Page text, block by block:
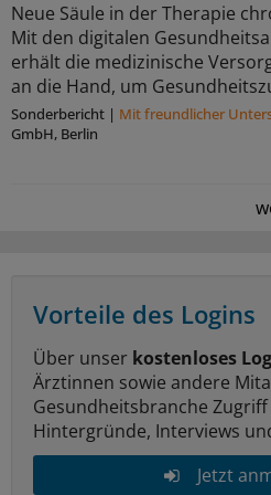
Neue Säule in der Therapie
Mit den digitalen
erhält die medizinische
an die Hand, um
Sonderbericht | Mit freundlicher
GmbH, Berlin
Vorteile des Logins
Über unser kostenloses
Ärztinnen sowie andere
Gesundheitsbranche
Hintergründe, Interviews
Jetzt